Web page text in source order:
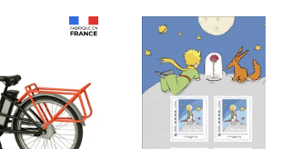
Prix 7,50€